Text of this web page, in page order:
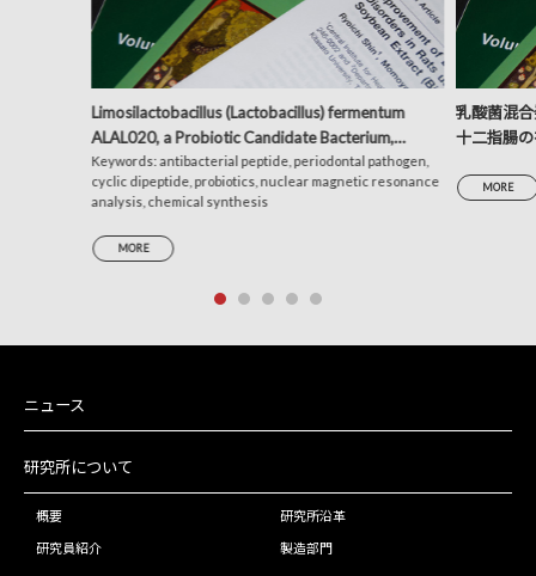
Limosilactobacillus (Lactobacillus) fermentum
ALAL020, a Probiotic Candidate Bacterium,
Produces a Cyclic Dipeptide That Suppresses the
Periodontal Pathogens Porphyromonas gingivalis
and Prevotella intermedia
Keywords: antibacterial peptide, periodontal pathogen,
cyclic dipeptide, probiotics, nuclear magnetic resonance
analysis, chemical synthesis
MORE
乳酸菌混
十二指腸
MORE
ニュース
研究所について
概要 研究所沿革
研究員紹介 製造部門